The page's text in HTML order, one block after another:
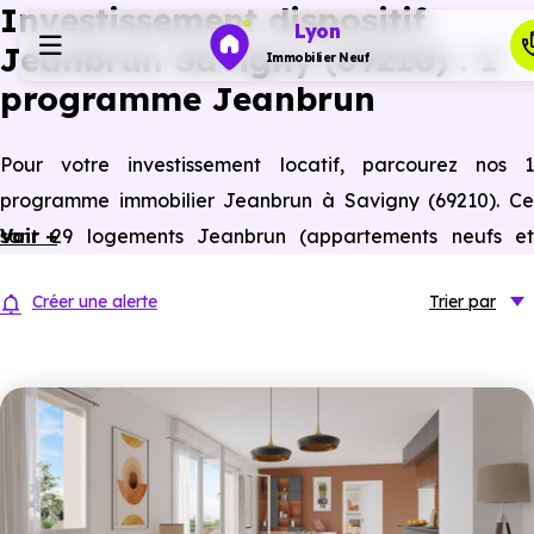
Lyon
Immobilier Neuf
Investir
Ressources
Financer
Investissement dispositif
Jeanbrun Savigny (69210) : 1
programme Jeanbrun
Pour votre investissement locatif, parcourez nos 1
programme immobilier Jeanbrun à Savigny (69210). Ce
sont 29 logements Jeanbrun (appartements neufs et
bailleur privé.
Voir +
Créer une alerte Trier par